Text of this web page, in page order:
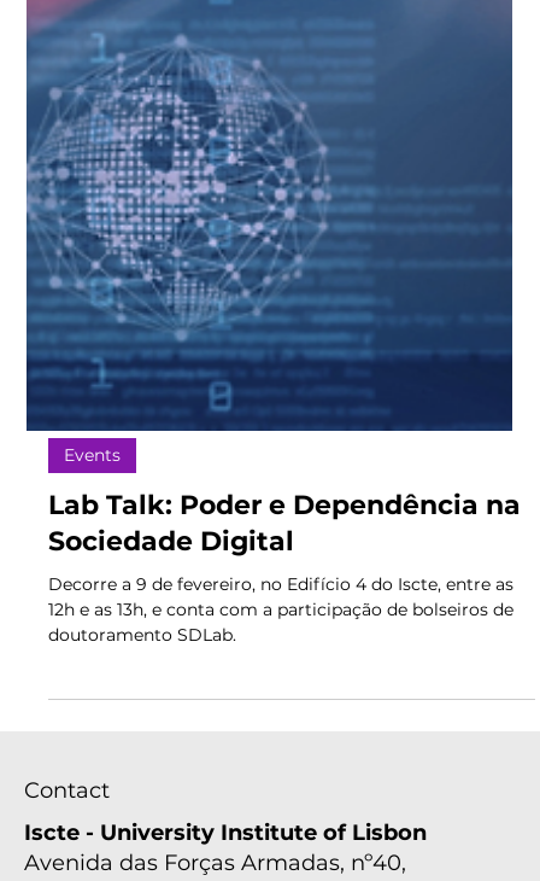
Events
Lab Talk: Poder e Dependência na
Sociedade Digital
12h e as 13h, e conta com a participação de bolseiros de